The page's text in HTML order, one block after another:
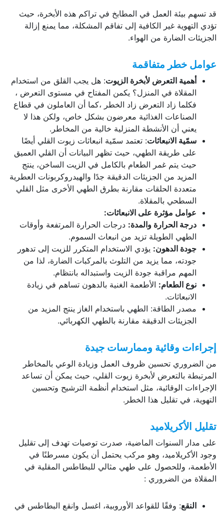
قد تسهم بيئة العمل في المطابخ في تراكم هذه الأبخرة، حيث
تؤدي التهوية غير الكافية إلى تفاقم المشكلة، مما يمنع إزالة
الجزيئات الضارة من الهواء.
عوامل خطر متفاقمة
أهمية التعرض لأبخرة الزيوت: هل يجب القلق من استخدام
المقلاة في المنزل؟ يكمن المفتاح في مستوى التعرض ،
فكلما زاد التعرض زاد الخطر ،كما أن العاملون في قطاع
الصناعات الغذائية معرضون بشكل خاص، ولكن هذا لا
يعني أن الأنشطة المنزلية خالية من المخاطر.
سمّية الانبعاثات: تعتمد سمّية انبعاثات زيوت القلي أيضًا
على طريقة الطهي، حيث تظهر البيانات أن القلي العميق
حيث يتم غمر الطعام بالكامل في الزيت الساخن، ينتج
المزيد من الجزيئات الدقيقة جدًا والهيدروكربونات العطرية
متعددة الحلقات مقارنة بطرق الطهي الأخرى مثل القلي
السطحي بالمقلاة.
عوامل مؤثرة على الانبعاثات:
درجة الحرارة والمدة: درجات الحرارة المرتفعة وأوقات
الطهي الطويلة تزيد من انبعاث السموم.
جودة الدهون: يؤدي الاستخدام المتكرر للزيت إلى تدهور
جودته، مما يزيد من التلوث بالمركبات الضارة، لذا من
المهم مراقبة جودة الزيت واستبداله بانتظام.
نوع الطعام: الأطعمة الغنية بالدهون تساهم في زيادة
الانبعاثات.
مصدر الطاقة: الطهي باستخدام الغاز ينتج المزيد من
الجزيئات الدقيقة مقارنة بالطهي الكهربائي.
إجراءات وقائية وممارسات جيدة
من الضروري تحسين ظروف العمل وزيادة الوعي بالمخاطر
المرتبطة بالتعرض لأبخرة زيوت القلي، حيث يمكن أن تساعد
الإجراءات الوقائية، مثل استخدام أنظمة الترشيح وتحسين
التهوية، في تقليل هذا الخطر.
تقليل الأكريلاميد
على مدار السنوات الماضية، صدرت توصيات تهدف إلى تقليل
وجود الأكريلاميد، وهو مركب يحتمل أن يكون مسرطنًا في
الأطعمة، وللحصول على طهي مثالي للبطاطس المقلية في
المقلاة من الضروري :
النقع: وفقًا للقواعد الأوروبية، اغسل وانقع البطاطس في